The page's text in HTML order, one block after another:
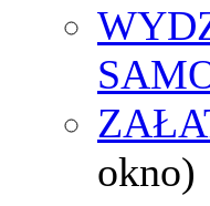
okno)